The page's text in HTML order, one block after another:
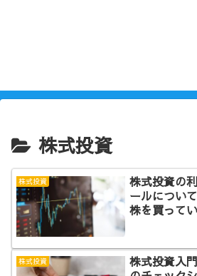
株式投資
株式投資
株式投資の
ールについ
株を買って
株式投資
株式投資入